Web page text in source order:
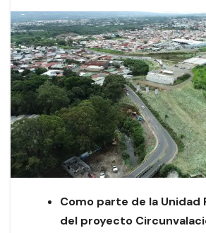
Como parte de la Unidad
del proyecto